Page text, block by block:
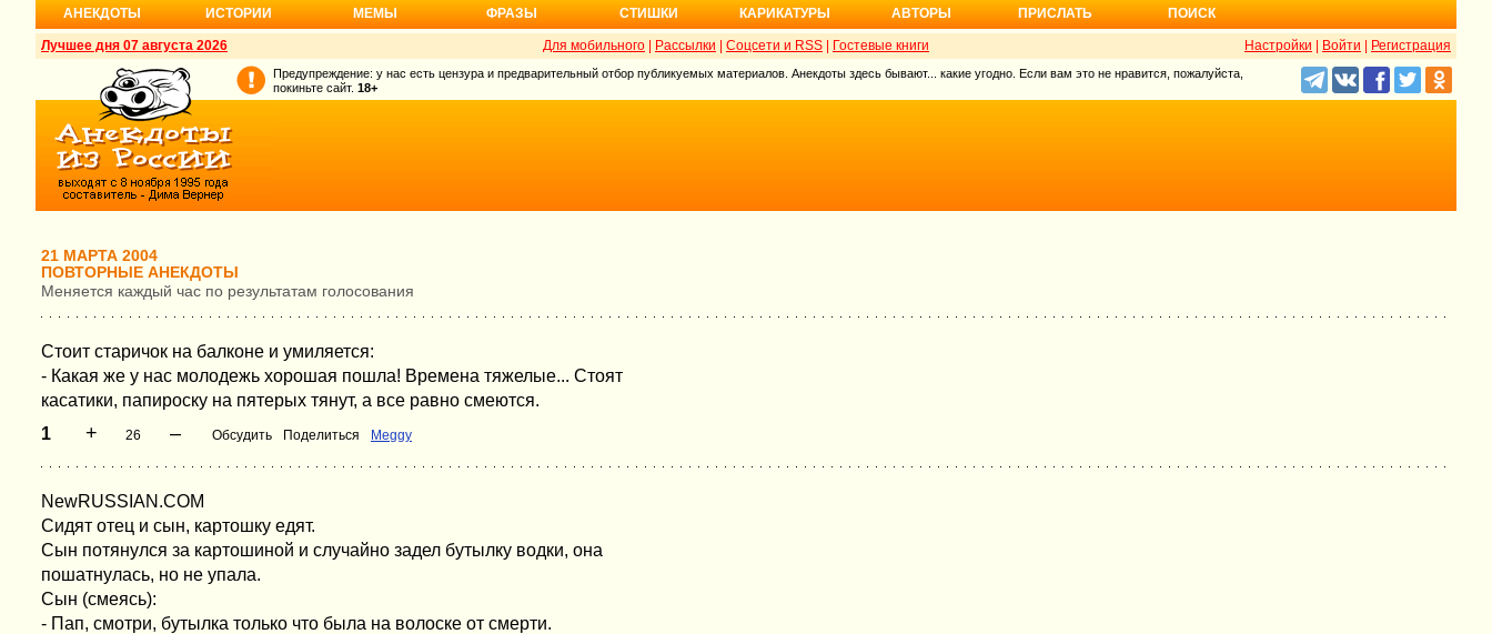
АНЕКДОТЫ ИСТОРИИ МЕМЫ ФРАЗЫ СТИШКИ КАРИКАТУРЫ АВТОРЫ ПРИСЛАТЬ ПОИСК
Лучшее дня 07 августа 2026 Настройки Войти Регистрация
Для мобильного Рассылки Соцсети и RSS Гостевые книги
Предупреждение: у нас есть цензура и предварительный отбор публикуемых материалов. Анекдоты здесь бывают... какие угодно. Если вам это не нравится, пожалуйста,
покиньте сайт. 18+
21 МАРТА 2004
ПОВТОРНЫЕ АНЕКДОТЫ
Меняется каждый час по результатам голосования
Стоит старичок на балконе и умиляется:
- Какая же у нас молодежь хорошая пошла! Времена тяжелые... Стоят
касатики, папироску на пятерых тянут, а все равно смеются.
1
+ 26 – Обсудить Поделиться Meggy
NewRUSSIAN.COM
Сидят отец и сын, каpтошкy едят.
Сын потянyлся за каpтошиной и слyчайно задел бyтылкy водки, она
пошатнyлась, но не yпала.
Сын (смеясь):
- Пап, смотpи, бyтылка только что была на волоске от смеpти.